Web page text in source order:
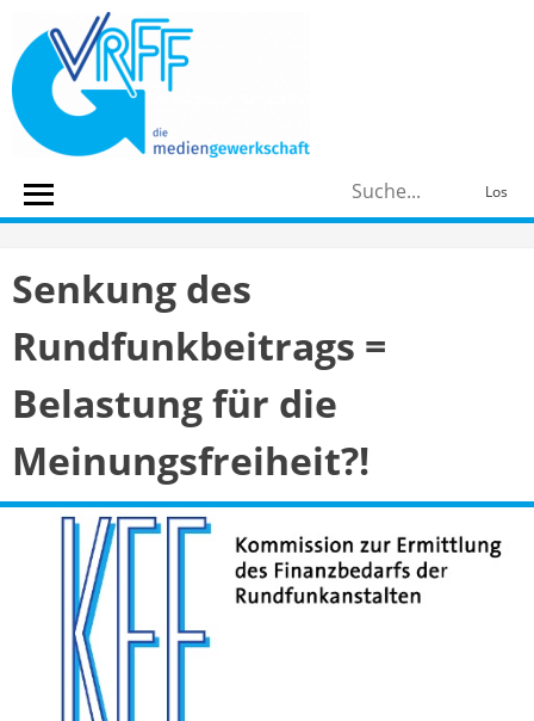
content
Los
Senkung des
Rundfunkbeitrags =
Belastung für die
Meinungsfreiheit?!